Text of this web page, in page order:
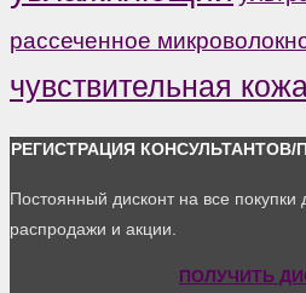
рассеченное
чувствительная
РЕГИСТРАЦИЯ
Постоянный дисконт на все
распродажи и акции.
ПОЛУЧИТЬ